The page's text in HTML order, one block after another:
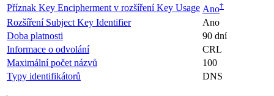
Příznak Key Encipherment v rozšíření Key Usage Ano†
Rozšíření Subject Key Identifier
Ano
Doba platnosti
90 dní
Informace o odvolání
CRL
Maximální počet názvů
100
Typy identifikátorů
DNS